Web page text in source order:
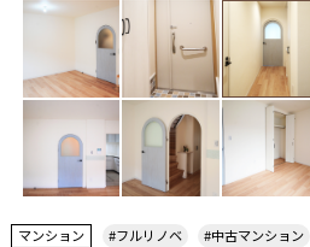
マンション #フルリノベ #中古マンション